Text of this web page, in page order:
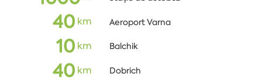
40km Aeroport Varna
10km Balchik
40km Dobrich